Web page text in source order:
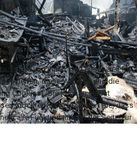
Einige von ihnen sind essenziell für
helfen, diese Website und die
Cookies). Sie können selbst
möchten. Bitte beachten Sie, dass
alle Funktionalitäten der Seite zur